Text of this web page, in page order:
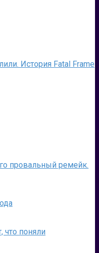
История Fatal Frame
провальный ремейк.
что поняли